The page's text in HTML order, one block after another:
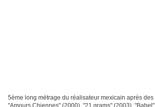
5ème long métrage du réalisateur mexicain après
"Amours Chiennes" (2000), "21 grams" (2003),